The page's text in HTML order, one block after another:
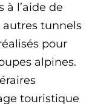
à l’aide de
autres tunnels
pour
alpines.
touristique